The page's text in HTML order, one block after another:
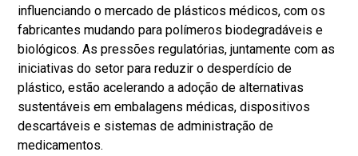
influenciando o mercado de plásticos médicos, com os
fabricantes mudando para polímeros biodegradáveis e
biológicos. As pressões regulatórias, juntamente com as
iniciativas do setor para reduzir o desperdício de
plástico, estão acelerando a adoção de alternativas
sustentáveis em embalagens médicas, dispositivos
descartáveis e sistemas de administração de
medicamentos.